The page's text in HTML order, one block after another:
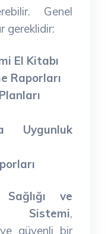
Genel
gereklidir:
El Kitabı
Raporları
Uygunluk
ve
Sistemi,
ve güvenli bir